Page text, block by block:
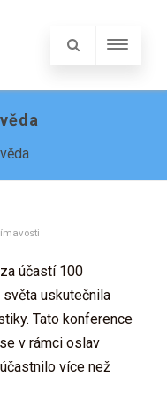
účastí 100
uskutečnila
Tato konference
v rámci oslav
více než